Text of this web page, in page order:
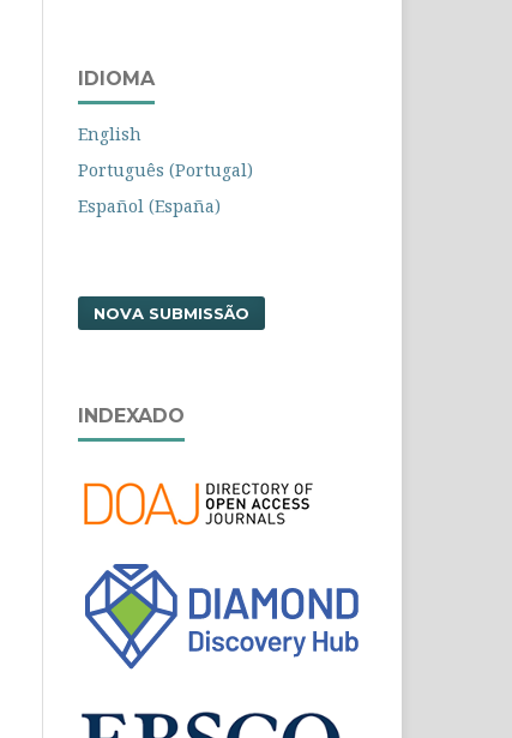
IDIOMA
English
Português (Portugal)
Español (España)
NOVA SUBMISSÃO
INDEXADO